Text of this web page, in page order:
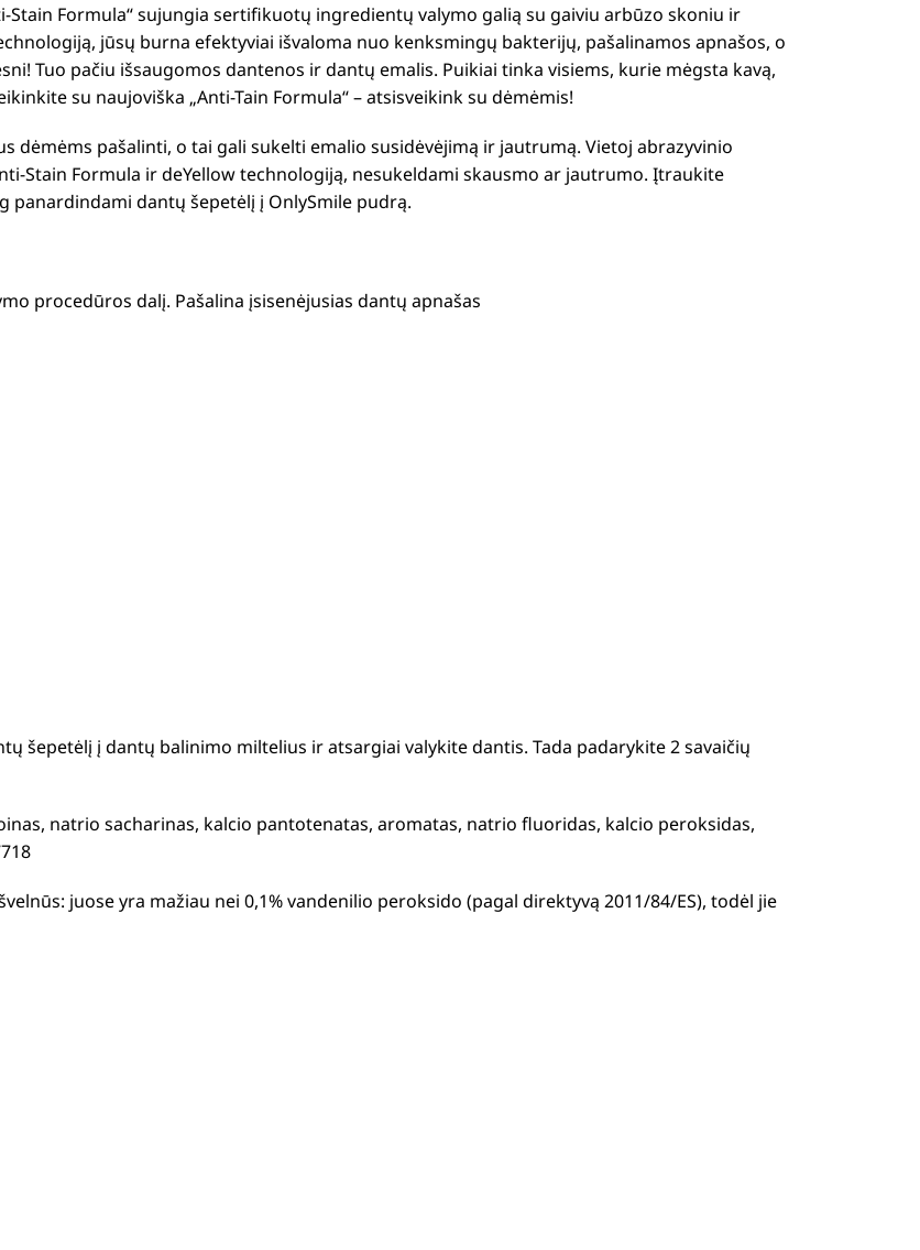
Formula“ sujungia sertifikuotų ingredientų valymo galią su gaiviu arbūzo skoniu ir
jūsų burna efektyviai išvaloma nuo kenksmingų bakterijų, pašalinamos apnašos, o
Tuo pačiu išsaugomos dantenos ir dantų emalis. Puikiai tinka visiems, kurie mėgsta kavą,
su naujoviška „Anti-Tain Formula“ – atsisveikink su dėmėmis!
dėmėms pašalinti, o tai gali sukelti emalio susidėvėjimą ir jautrumą. Vietoj abrazyvinio
Stain Formula ir deYellow technologiją, nesukeldami skausmo ar jautrumo. Įtraukite
panardindami dantų šepetėlį į OnlySmile pudrą.
procedūros dalį. Pašalina įsisenėjusias dantų apnašas
šepetėlį į dantų balinimo miltelius ir atsargiai valykite dantis. Tada padarykite 2 savaičių
natrio sacharinas, kalcio pantotenatas, aromatas, natrio fluoridas, kalcio peroksidas,
juose yra mažiau nei 0,1% vandenilio peroksido (pagal direktyvą 2011/84/ES), todėl jie